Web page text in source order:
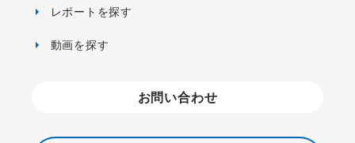
レポートを探す
動画を探す
お問い合わせ